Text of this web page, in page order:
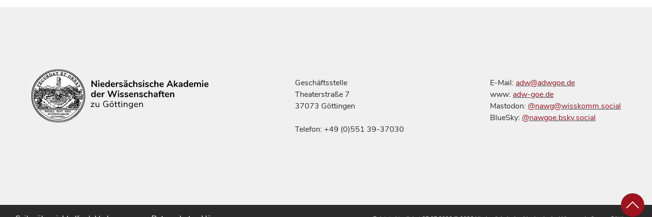
Geschäftsstelle
Theaterstraße 7
37073 Göttingen
Telefon: +49 (0)551 39-37030
E-Mail: adw@adwgoe.de
www: adw-goe.de
Mastodon: @nawg@wisskomm.social
BlueSky: @nawgoe.bsky.social